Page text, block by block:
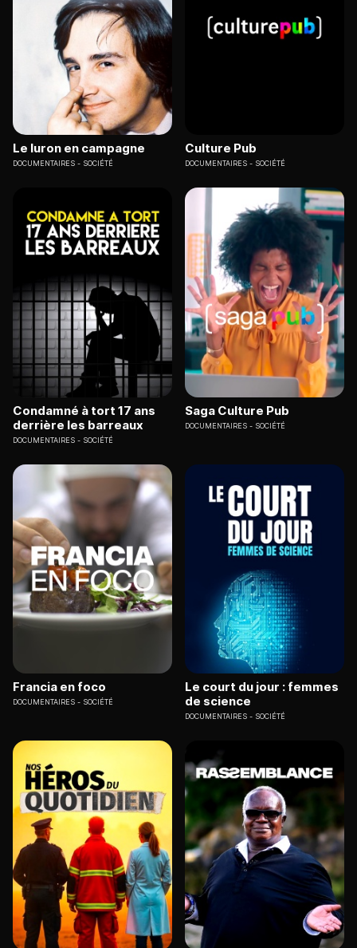
Le luron en campagne
DOCUMENTAIRES SOCIÉTÉ
Culture Pub
DOCUMENTAIRES SOCIÉTÉ
Condamné à tort 17 ans
derrière les barreaux
DOCUMENTAIRES SOCIÉTÉ
Saga Culture Pub
DOCUMENTAIRES SOCIÉTÉ
Francia en foco
DOCUMENTAIRES SOCIÉTÉ
Le court du jour : femmes
de science
DOCUMENTAIRES SOCIÉTÉ